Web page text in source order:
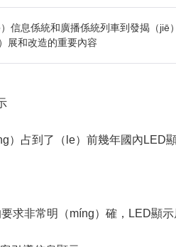
信息係統和廣播係統列車到發揭（
展和改造的重要內容
）占到了（le）前幾年國內LED
求非常明（míng）確，LED顯